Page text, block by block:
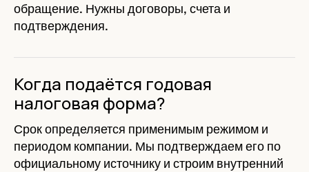
обращение. Нужны договоры, счета и
подтверждения.
Когда подаётся годовая
налоговая форма?
Срок определяется применимым режимом и
периодом компании. Мы подтверждаем его по
официальному источнику и строим внутренний